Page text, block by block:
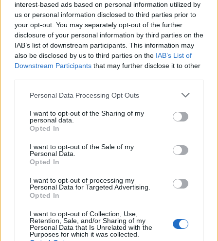
interest-based ads based on personal information utilized by
us or personal information disclosed to third parties prior to
your opt-out. You may separately opt-out of the further
disclosure of your personal information by third parties on the
IAB’s list of downstream participants. This information may
also be disclosed by us to third parties on the IAB’s List of
Downstream Participants that may further disclose it to other
Please note that this website/app uses one or more Google
not limited to your visit or usage behaviour. You may click to
grant or deny consent to Google and its third-party tags to
use your data for below specified purposes in below Google
consent section.
Personal Data Processing Opt Outs
I want to opt-out of the Sharing of my
personal data.
Opted In
I want to opt-out of the Sale of my
Personal Data.
Opted In
I want to opt-out of processing my
Personal Data for Targeted Advertising.
Opted In
I want to opt-out of Collection, Use,
Retention, Sale, and/or Sharing of my
Personal Data that Is Unrelated with the
Purposes for which it was collected.
A holisztikus szemlélet velejárója, hogy az ember
lánya nemcsak tüneteket kezel magán, hanem az
életmódjátis szemügyre veszi a gyógyulás
érdekében.A HKO mélyen hisz abban, hogy a
női ciklust alapvetően befolyásolja, ki-milyen
minőségű és mennyiségű tápanyagot visz be a
Úgy tartják, hogy fájdalmas menstruáció esetén
érdemeskerülnia hideg jellegű, nyers ételeket
(például sushi) helyette pedig melegítő jellegű
alapanyagokat javasolnak bevinni a szervezetbe.
Hitük szerint
a gyömbér felmelegíti a testet és serkenti a
véráramlást, ezzel enyhítve a menstruációs